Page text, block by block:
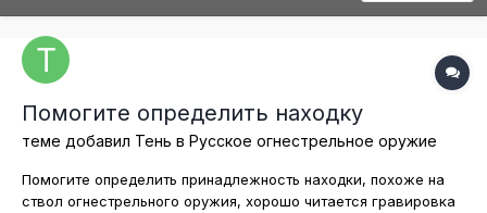
Помогите определить находку
теме добавил Тень в Русское огнестрельное оружие
Помогите определить принадлежность находки, похоже на
ствол огнестрельного оружия, хорошо читается гравировка